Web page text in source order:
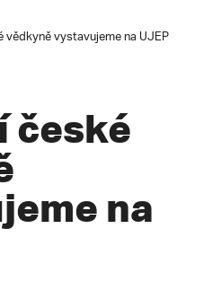
vědkyně vystavujeme na UJEP
české
na